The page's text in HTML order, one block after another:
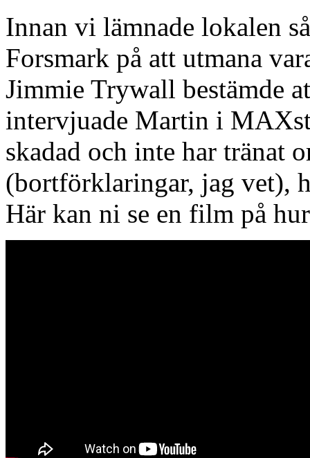
Innan vi lämnade lokalen
Forsmark på att utmana
Jimmie Trywall bestämde
intervjuade Martin i
skadad och inte har tränat
(bortförklaringar, jag vet),
Här kan ni se en film på